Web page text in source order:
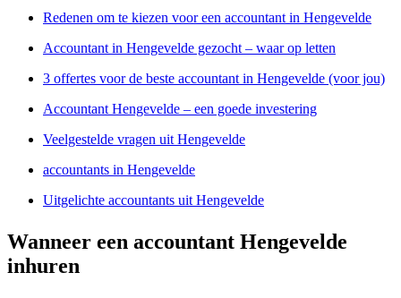
Redenen om te kiezen voor een accountant in Hengevelde
Accountant in Hengevelde gezocht – waar op letten
3 offertes voor de beste accountant in Hengevelde (voor jou)
Accountant Hengevelde – een goede investering
Veelgestelde vragen uit Hengevelde
accountants in Hengevelde
Uitgelichte accountants uit Hengevelde
Wanneer een accountant Hengevelde
inhuren